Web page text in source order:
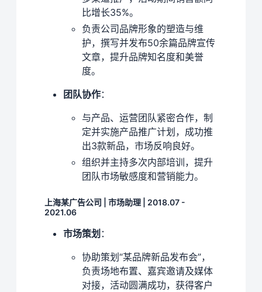
比增长35%。
负责公司品牌形象的塑造与维
护，撰写并发布50余篇品牌宣传
文章，提升品牌知名度和美誉
度。
团队协作：
与产品、运营团队紧密合作，制
定并实施产品推广计划，成功推
出3款新品，市场反响良好。
组织并主持多次内部培训，提升
团队市场敏感度和营销能力。
上海某广告公司 | 市场助理 | 2018.07 -
2021.06
市场策划 ：
协助策划“某品牌新品发布会”，
负责场地布置、嘉宾邀请及媒体
对接，活动圆满成功，获得客户